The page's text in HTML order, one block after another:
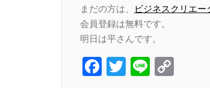
まだの方は、
ビジネスクリエ
会員登録は無料です。
明日は平さんです。
Facebook
Twitter
Line